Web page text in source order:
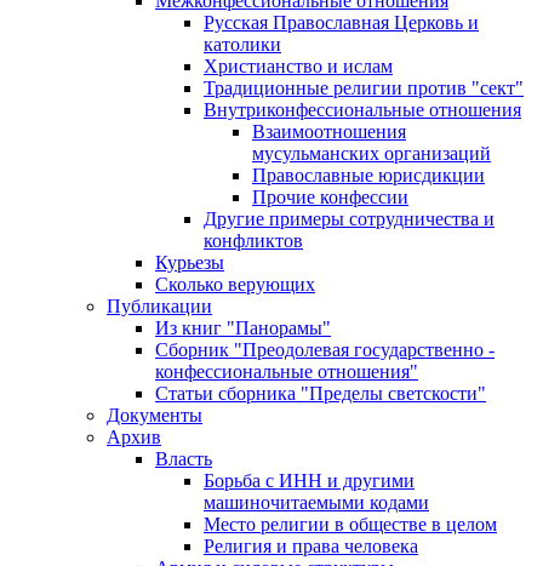
Русская Православная Церковь и
католики
Христианство и ислам
Традиционные религии против "сект"
Внутриконфессиональные отношения
Взаимоотношения
мусульманских организаций
Православные юрисдикции
Прочие конфессии
Другие примеры сотрудничества и
конфликтов
Курьезы
Сколько верующих
Публикации
Из книг "Панорамы"
Сборник "Преодолевая государственно -
конфессиональные отношения"
Статьи сборника "Пределы светскости"
Документы
Архив
Власть
Борьба с ИНН и другими
машиночитаемыми кодами
Место религии в обществе в целом
Религия и права человека